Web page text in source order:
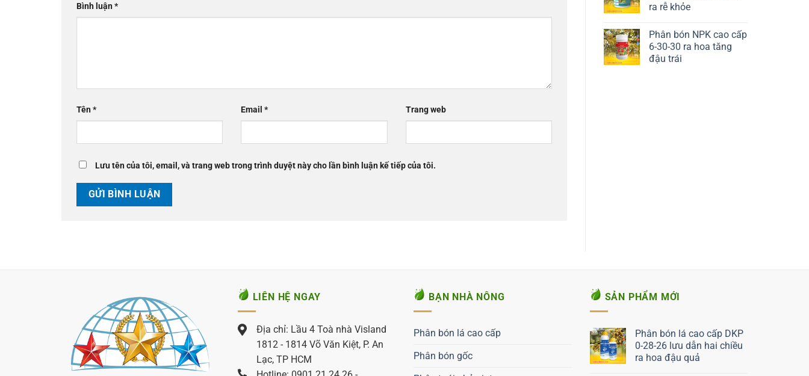
Bình luận*
Tên* Email* Trang web
Lưu tên của tôi, email, và trang web trong trình duyệt này cho lần bình luận kế tiếp của tôi.
ra rễ khỏe
Phân bón NPK cao cấp
6-30-30 ra hoa tăng
đậu trái
LIÊN HỆ NGAY
Địa chỉ: Lầu 4 Toà nhà Visland
1812 - 1814 Võ Văn Kiệt, P. An
Lạc, TP HCM
BẠN NHÀ NÔNG
Phân bón lá cao cấp
Phân bón gốc
SẢN PHẨM MỚI
Phân bón lá cao cấp DKP
0-28-26 lưu dẫn hai chiều
ra hoa đậu quả
Liên hệ ngay